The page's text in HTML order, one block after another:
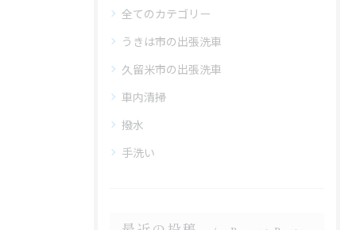
全てのカテゴリー
うきは市の出張洗車
久留米市の出張洗車
車内清掃
撥水
手洗い